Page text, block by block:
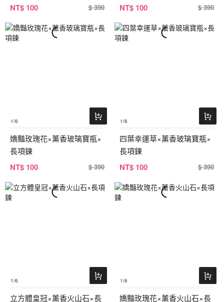
NT$ 100 $ 390 NT$ 100 $ 390
1/6
嬌豔玫瑰花×薰香玻璃寶瓶×
長項鍊
NT$ 100 $ 390
1/6
四葉幸運草×薰香玻璃寶瓶×
長項鍊
NT$ 100 $ 390
1/6
立方體皇冠×薰香火山石×長
1/6
嬌豔玫瑰花×薰香火山石×長